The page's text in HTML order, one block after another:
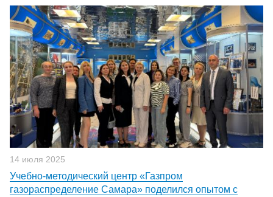
14 июля 2025
Учебно-методический центр «Газпром
газораспределение Самара» поделился опытом с